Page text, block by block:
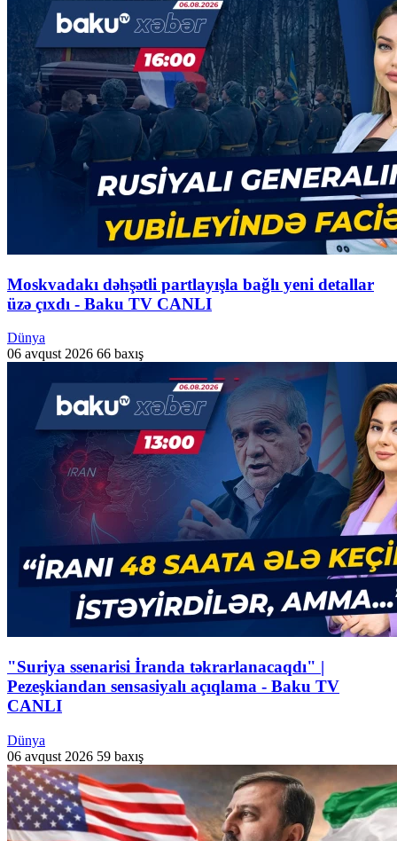
Moskvadakı dəhşətli partlayışla bağlı yeni detallar
üzə çıxdı - Baku TV CANLI
Dünya
06 avqust 2026 66 baxış
"Suriya ssenarisi İranda təkrarlanacaqdı" |
Pezeşkiandan sensasiyalı açıqlama - Baku TV
CANLI
Dünya
06 avqust 2026 59 baxış